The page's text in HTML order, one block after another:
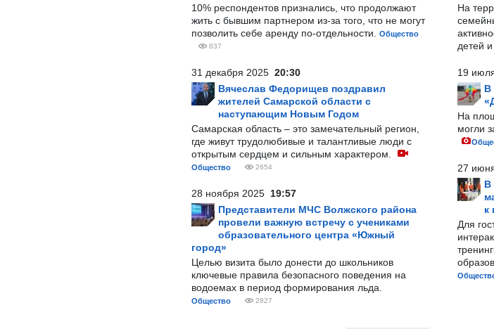
10% респондентов признались, что продолжают
жить с бывшим партнером из-за того, что не могут
позволить себе аренду по-отдельности.
Общество
837
31 декабря 2025 20:30
Вячеслав Федорищев поздравил
жителей Самарской области с
наступающим Новым Годом
Самарская область – это замечательный регион,
где живут трудолюбивые и талантливые люди с
открытым сердцем и сильным характером.
Общество 2654
28 ноября 2025 19:57
Представители МЧС Волжского района
провели важную встречу с учениками
образовательного центра «Южный
город»
Целью визита было донести до школьников
ключевые правила безопасного поведения на
водоемах в период формирования льда.
Общество 2827
На
детей
19
В
На
могли
27
В
к
Для